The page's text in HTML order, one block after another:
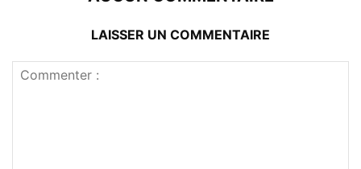
LAISSER UN COMMENTAIRE